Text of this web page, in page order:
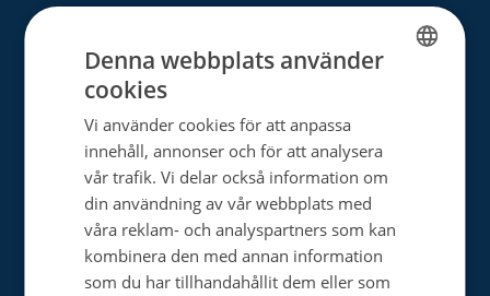
Donera
Välj ditt eget sätt att hjälpa
Bli månadsdonator
Engångsdonation
Bemärkelsedagsinsamling
Minnesgåva
Denna webbplats använder
cookies
Vi använder cookies för att anpassa
innehåll, annonser och för att analysera
vår trafik. Vi delar också information om
din användning av vår webbplats med
våra reklam- och analyspartners som kan
kombinera den med annan information
som du har tillhandahållit dem eller som